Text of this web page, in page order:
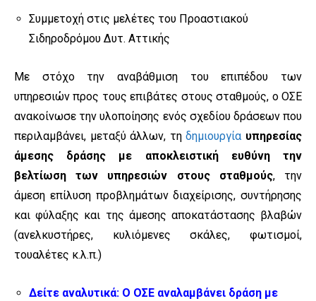
Συμμετοχή στις μελέτες του Προαστιακού
Σιδηροδρόμου Δυτ. Αττικής
Με στόχο την αναβάθμιση του επιπέδου των
υπηρεσιών προς τους επιβάτες στους σταθμούς, ο ΟΣΕ
ανακοίνωσε την υλοποίησης ενός σχεδίου δράσεων που
περιλαμβάνει, μεταξύ άλλων, τηδημιουργία υπηρεσίας
άμεσης δράσης με αποκλειστική ευθύνη την
βελτίωση των υπηρεσιών στους σταθμούς, την
άμεση επίλυση προβλημάτων διαχείρισης, συντήρησης
και φύλαξης και της άμεσης αποκατάστασης βλαβών
(ανελκυστήρες, κυλιόμενες σκάλες, φωτισμοί,
τουαλέτες κ.λ.π.)
Δείτε αναλυτικά: Ο ΟΣΕ αναλαμβάνει δράση με